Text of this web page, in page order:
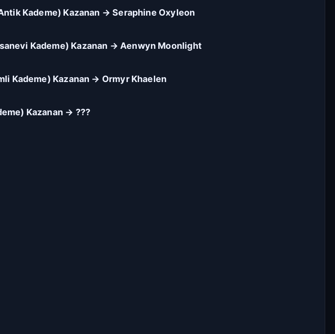
Kademe) Kazanan → Seraphine Oxyleon
Kademe) Kazanan → Aenwyn Moonlight
Kademe) Kazanan → Ormyr Khaelen
Kazanan → ???